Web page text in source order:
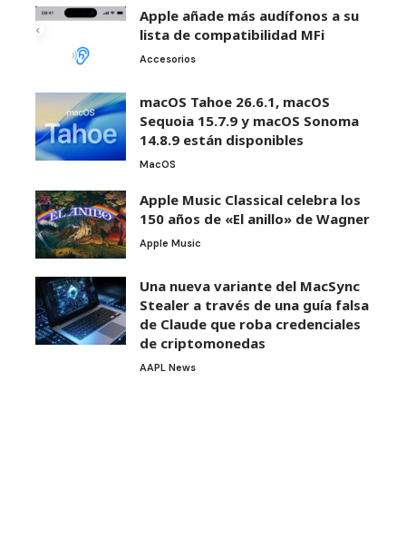
Apple añade más audífonos a su
lista de compatibilidad MFi
Accesorios
macOS Tahoe 26.6.1, macOS
Sequoia 15.7.9 y macOS Sonoma
14.8.9 están disponibles
MacOS
Apple Music Classical celebra los
150 años de «El anillo» de Wagner
Apple Music
Una nueva variante del MacSync
Stealer a través de una guía falsa
de Claude que roba credenciales
de criptomonedas
AAPL News